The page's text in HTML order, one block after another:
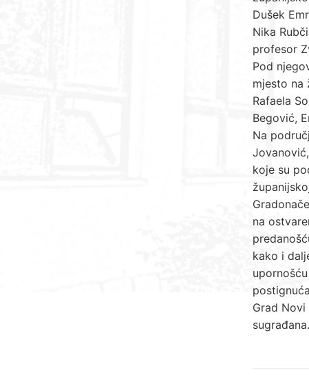
Dušek
Nika
profesor
Pod
mjesto na
Rafaela
Begović,
Na
koje su
na
kako i
Grad
sugrađana.